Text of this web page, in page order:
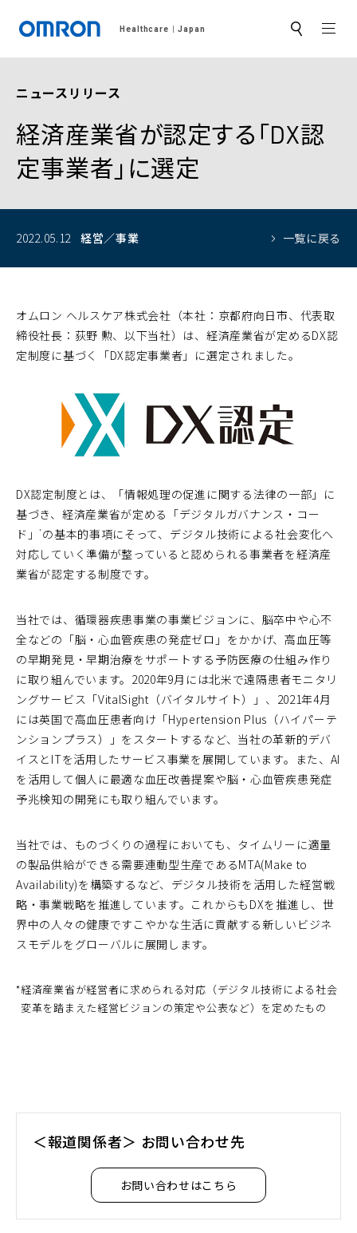
Healthcare Japan サ
ト
ニュースリリース
経済産業省が認定する「DX認
定事業者」に選定
2022.05.12 経営／事業 一覧に戻る
オムロン ヘルスケア株式会社（本社：京都府向日市、代表取
締役社長：荻野 勲、以下当社）は、経済産業省が定めるDX認
定制度に基づく「DX認定事業者」に選定されました。
DX認定制度とは、「情報処理の促進に関する法律の一部」に
基づき、経済産業省が定める「デジタルガバナンス・コー
ド」* の基本的事項にそって、デジタル技術による社会変化へ
対応していく準備が整っていると認められる事業者を経済産
業省が認定する制度です。
当社では、循環器疾患事業の事業ビジョンに、脳卒中や心不
全などの「脳・心血管疾患の発症ゼロ」をかかげ、高血圧等
の早期発見・早期治療をサポートする予防医療の仕組み作り
に取り組んでいます。2020年9月には北米で遠隔患者モニタリ
ングサービス「VitalSight（バイタルサイト）」、2021年4月
には英国で高血圧患者向け「Hypertension Plus（ハイパーテ
ンションプラス）」をスタートするなど、当社の革新的デバ
イスとITを活用したサービス事業を展開しています。また、AI
を活用して個人に最適な血圧改善提案や脳・心血管疾患発症
予兆検知の開発にも取り組んでいます。
当社では、ものづくりの過程においても、タイムリーに適量
の製品供給ができる需要連動型生産であるMTA(Make to
Availability)を構築するなど、デジタル技術を活用した経営戦
略・事業戦略を推進しています。これからもDXを推進し、世
界中の人々の健康ですこやかな生活に貢献する新しいビジネ
スモデルをグローバルに展開します。
*経済産業省が経営者に求められる対応（デジタル技術による社会
変革を踏まえた経営ビジョンの策定や公表など）を定めたもの
＜報道関係者＞ お問い合わせ先
お問い合わせはこちら